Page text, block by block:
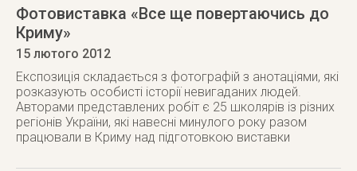
Фотовиставка «Все ще повертаючись до
Криму»
15 лютого 2012
Експозиція складається з фотографій з анотаціями, які
розказують особисті історії невигаданих людей.
Авторами представлених робіт є 25 школярів із різних
регіонів України, які навесні минулого року разом
працювали в Криму над підготовкою виставки